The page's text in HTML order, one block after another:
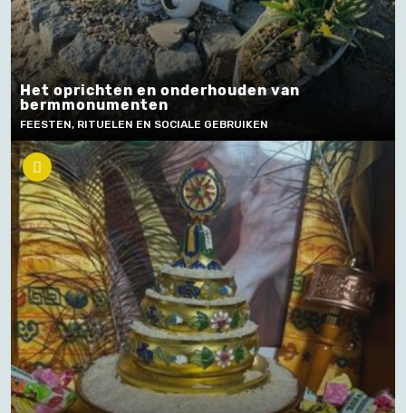
Het oprichten en onderhouden van
bermmonumenten
FEESTEN, RITUELEN EN SOCIALE GEBRUIKEN